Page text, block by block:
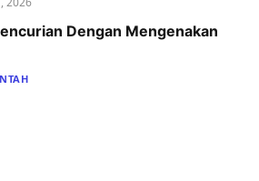
Dengan Mengenakan